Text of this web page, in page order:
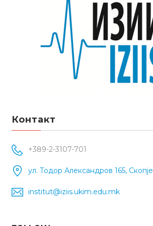
Контакт
+389-2-3107-701
ул. Тодор Александров 165, Скопје
institut@iziis.ukim.edu.mk